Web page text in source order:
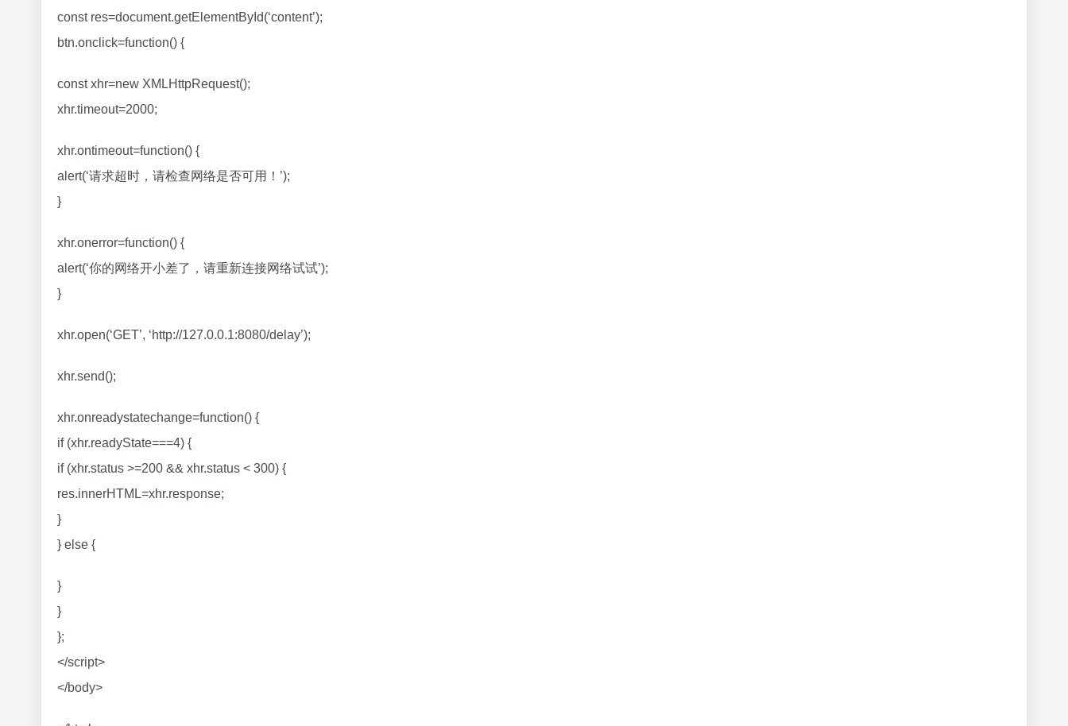
const res=document.getElementById(‘content’);
btn.onclick=function() {
const xhr=new XMLHttpRequest();
xhr.timeout=2000;
xhr.ontimeout=function() {
alert(‘请求超时，请检查网络是否可用！’);
}
xhr.onerror=function() {
alert(‘你的网络开小差了，请重新连接网络试试’);
}
xhr.open(‘GET’, ‘http://127.0.0.1:8080/delay’);
xhr.send();
xhr.onreadystatechange=function() {
if (xhr.readyState===4) {
if (xhr.status >=200 && xhr.status < 300) {
res.innerHTML=xhr.response;
}
} else {
}
}
};
</script>
</body>